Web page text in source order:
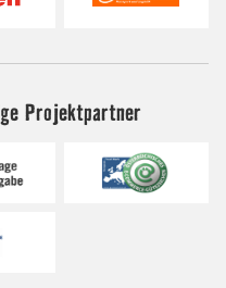
Projektpartner